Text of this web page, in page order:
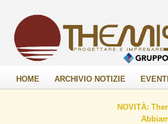
HOME ARCHIVIO NOTIZIE EVENTI
NOVITÀ: